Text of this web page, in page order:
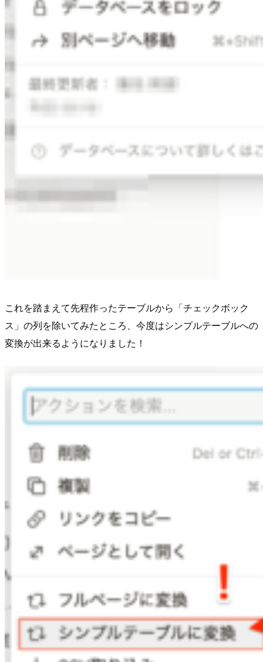
これを踏まえて先程作ったテーブルから「チェックボック
ス」の列を除いてみたところ、今度はシンプルテーブルへの
変換が出来るようになりました！